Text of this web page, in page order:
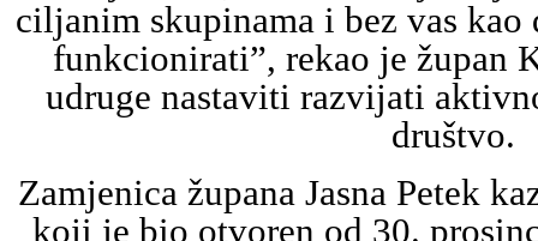
ciljanim skupinama i bez vas
funkcionirati”, rekao je župan
udruge nastaviti razvijati
društvo.
Zamjenica župana Jasna Petek
koji je bio otvoren od 30.